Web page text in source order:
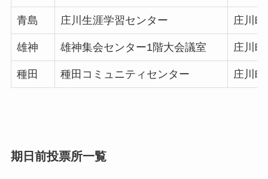
青島 庄川生涯学習センター 庄川
雄神 雄神集会センター1階大会議室 庄川
種田 種田コミュニティセンター 庄川
期日前投票所一覧